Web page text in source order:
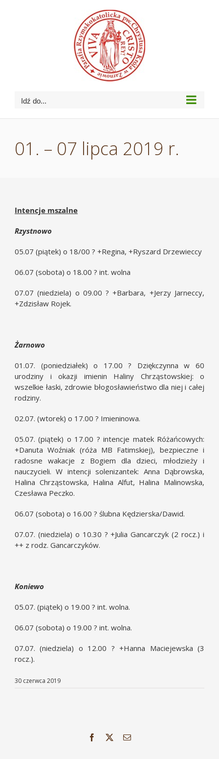
Idź do...
01. – 07 lipca 2019 r.
Intencje mszalne
Rzystnowo
05.07 (piątek) o 18/00 ? +Regina, +Ryszard Drzewieccy
06.07 (sobota) o 18.00 ? int. wolna
07.07 (niedziela) o 09.00 ? +Barbara, +Jerzy Jarneccy,
+Zdzisław Rojek.
Żarnowo
01.07. (poniedziałek) o 17.00 ? Dziękczynna w 60
urodziny i okazji imienin Haliny Chrząstowskiej: o
wszelkie łaski, zdrowie błogosławieństwo dla niej i całej
rodziny.
02.07. (wtorek) o 17.00 ? Imieninowa.
05.07. (piątek) o 17.00 ? intencje matek Różańcowych:
+Danuta Woźniak (róża MB Fatimskiej), bezpieczne i
radosne wakacje z Bogiem dla dzieci, młodzieży i
nauczycieli. W intencji solenizantek: Anna Dąbrowska,
Halina Chrząstowska, Halina Alfut, Halina Malinowska,
Czesława Peczko.
06.07 (sobota) o 16.00 ? ślubna Kędzierska/Dawid.
07.07. (niedziela) o 10.30 ? +Julia Gancarczyk (2 rocz.) i
++ z rodz. Gancarczyków.
Koniewo
05.07. (piątek) o 19.00 ? int. wolna.
06.07 (sobota) o 19.00 ? int. wolna.
07.07. (niedziela) o 12.00 ? +Hanna Maciejewska (3
rocz.).
30 czerwca 2019
Facebook Email